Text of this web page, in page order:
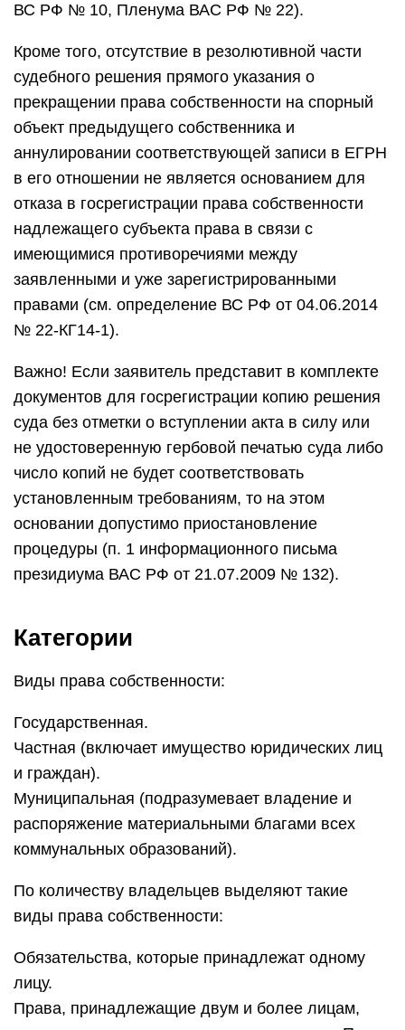
ВС РФ № 10, Пленума ВАС РФ № 22).
Кроме того, отсутствие в резолютивной части
судебного решения прямого указания о
прекращении права собственности на спорный
объект предыдущего собственника и
аннулировании соответствующей записи в ЕГРН
в его отношении не является основанием для
отказа в госрегистрации права собственности
надлежащего субъекта права в связи с
имеющимися противоречиями между
заявленными и уже зарегистрированными
правами (см. определение ВС РФ от 04.06.2014
№ 22-КГ14-1).
Важно! Если заявитель представит в комплекте
документов для госрегистрации копию решения
суда без отметки о вступлении акта в силу или
не удостоверенную гербовой печатью суда либо
число копий не будет соответствовать
установленным требованиям, то на этом
основании допустимо приостановление
процедуры (п. 1 информационного письма
президиума ВАС РФ от 21.07.2009 № 132).
Категории
Виды права собственности:
Государственная.
Частная (включает имущество юридических лиц
и граждан).
Муниципальная (подразумевает владение и
распоряжение материальными благами всех
коммунальных образований).
По количеству владельцев выделяют такие
виды права собственности:
Обязательства, которые принадлежат одному
лицу.
Права, принадлежащие двум и более лицам,